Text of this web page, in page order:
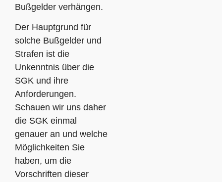
Bußgelder verhängen.
Der Hauptgrund für
solche Bußgelder und
Strafen ist die
Unkenntnis über die
SGK und ihre
Anforderungen.
Schauen wir uns daher
die SGK einmal
genauer an und welche
Möglichkeiten Sie
haben, um die
Vorschriften dieser